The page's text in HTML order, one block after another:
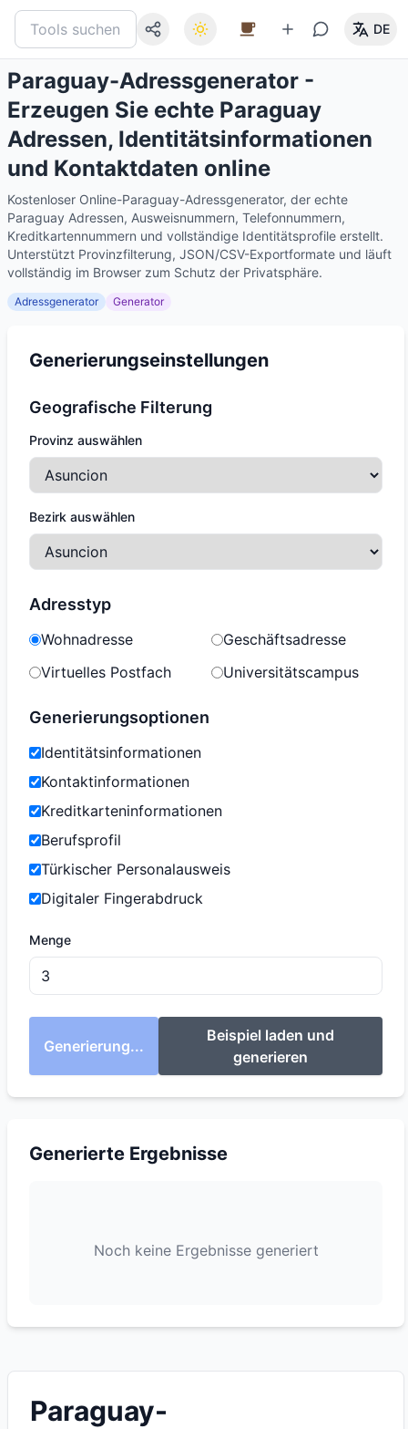
DE
Paraguay-Adressgenerator -
Erzeugen Sie echte Paraguay
Adressen, Identitätsinformationen
und Kontaktdaten online
Kostenloser Online-Paraguay-Adressgenerator, der echte
Paraguay Adressen, Ausweisnummern, Telefonnummern,
Kreditkartennummern und vollständige Identitätsprofile erstellt.
Unterstützt Provinzfilterung, JSON/CSV-Exportformate und läuft
vollständig im Browser zum Schutz der Privatsphäre.
Adressgenerator Generator
Generierungseinstellungen
Geografische Filterung
Provinz auswählen
Bezirk auswählen
Adresstyp
Wohnadresse
Geschäftsadresse
Virtuelles Postfach
Universitätscampus
Generierungsoptionen
Identitätsinformationen
Kontaktinformationen
Kreditkarteninformationen
Berufsprofil
Türkischer Personalausweis
Digitaler Fingerabdruck
Menge
Generierung...
Beispiel laden und
generieren
Generierte Ergebnisse
Noch keine Ergebnisse generiert
Paraguay-